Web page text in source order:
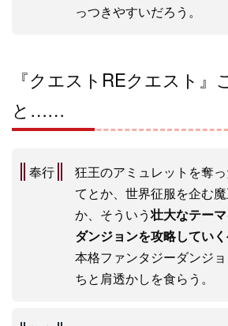
っつきやすいだろう。
『クエストREクエスト』
と……
奉行
狂王のアミュレットを奪
てとか、世界征服を企む
か、そういう壮大なテー
ダンジョンを攻略してい
本格ファンタジーダンジョ
ちと肩透かしを食らう。